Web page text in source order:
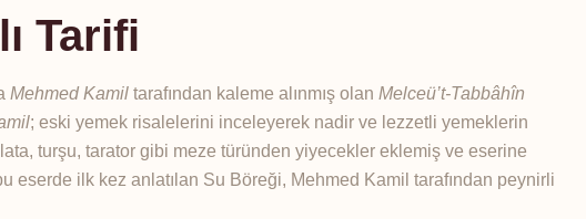
Tarifi
Mehmed Kamil tarafından kaleme alınmış olanMelceü’t-Tabbâhîn
; eski yemek risalelerini inceleyerek nadir ve lezzetli yemeklerin
turşu, tarator gibi meze türünden yiyecekler eklemiş ve eserine
eserde ilk kez anlatılan Su Böreği, Mehmed Kamil tarafından peynirli